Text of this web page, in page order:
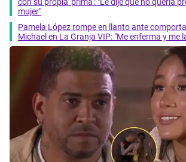
mujer"
Pamela López rompe en llanto ante
Michael en La Granja VIP: "Me enferma y me